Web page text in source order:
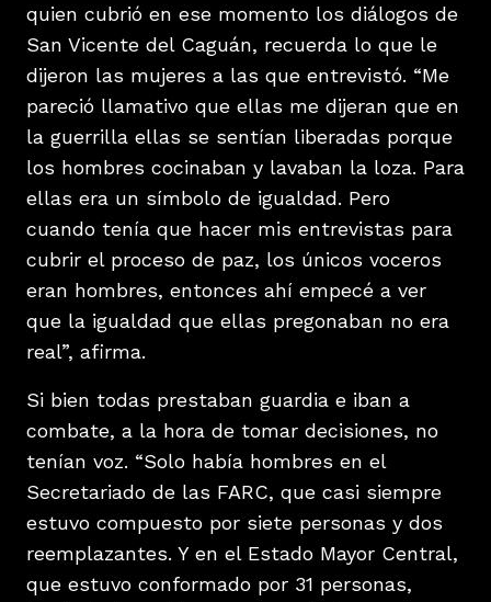
quien cubrió en ese momento los diálogos de
San Vicente del Caguán, recuerda lo que le
dijeron las mujeres a las que entrevistó. “Me
pareció llamativo que ellas me dijeran que en
la guerrilla ellas se sentían liberadas porque
los hombres cocinaban y lavaban la loza. Para
ellas era un símbolo de igualdad. Pero
cuando tenía que hacer mis entrevistas para
cubrir el proceso de paz, los únicos voceros
eran hombres, entonces ahí empecé a ver
que la igualdad que ellas pregonaban no era
real”, afirma.
Si bien todas prestaban guardia e iban a
combate, a la hora de tomar decisiones, no
tenían voz. “Solo había hombres en el
Secretariado de las FARC, que casi siempre
estuvo compuesto por siete personas y dos
reemplazantes. Y en el Estado Mayor Central,
que estuvo conformado por 31 personas,